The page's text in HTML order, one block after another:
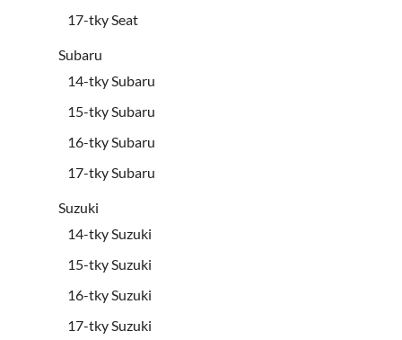
17-tky Seat
Subaru
14-tky Subaru
15-tky Subaru
16-tky Subaru
17-tky Subaru
Suzuki
14-tky Suzuki
15-tky Suzuki
16-tky Suzuki
17-tky Suzuki